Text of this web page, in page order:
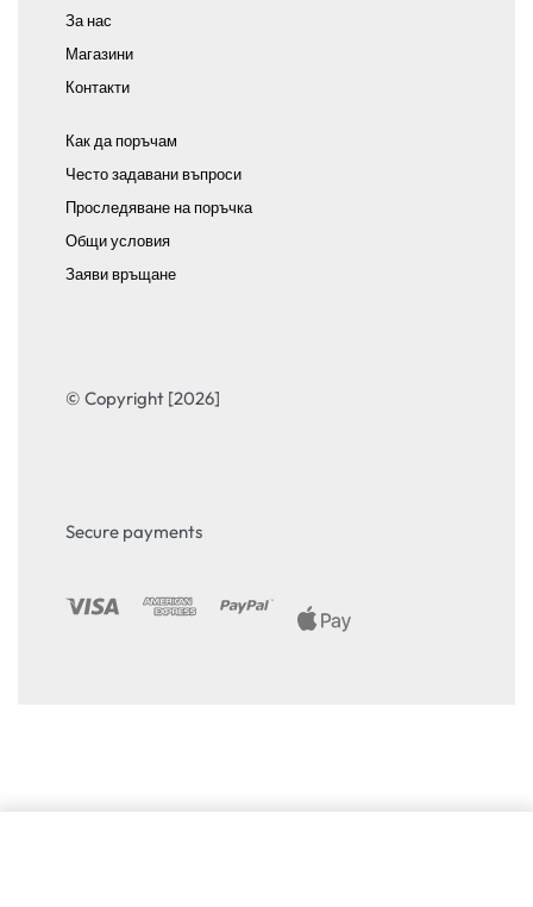
За нас
Магазини
Контакти
Как да поръчам
Често задавани въпроси
Проследяване на поръчка
Общи условия
Заяви връщане
© Copyright [2026]
Secure payments